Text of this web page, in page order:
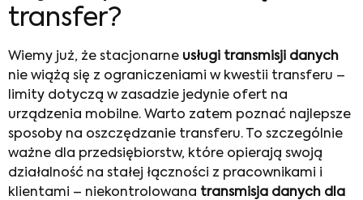
transfer?
Wiemy już, że stacjonarne usługi transmisji danych
nie wiążą się z ograniczeniami w kwestii transferu –
limity dotyczą w zasadzie jedynie ofert na
urządzenia mobilne. Warto zatem poznać najlepsze
sposoby na oszczędzanie transferu. To szczególnie
ważne dla przedsiębiorstw, które opierają swoją
działalność na stałej łączności z pracownikami i
klientami – niekontrolowana transmisja danych dla